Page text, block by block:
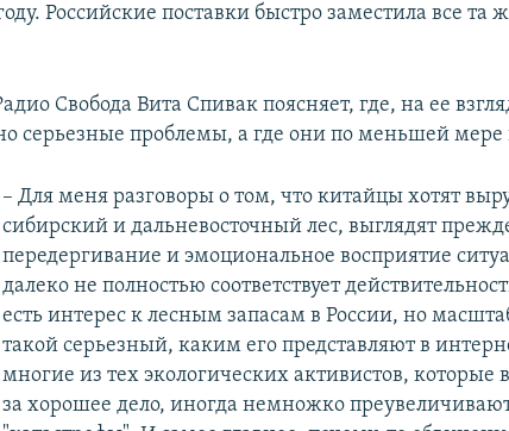
Российские поставки быстро заместила все та
Свобода Вита Спивак поясняет, где, на ее
серьезные проблемы, а где они по меньшей
– Для меня разговоры о том, что китайцы хотят
сибирский и дальневосточный лес, выглядят
передергивание и эмоциональное восприятие
далеко не полностью соответствует
есть интерес к лесным запасам в России, но
такой серьезный, каким его представляют в
многие из тех экологических активистов, которые
за хорошее дело, иногда немножко